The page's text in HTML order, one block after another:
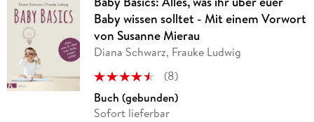
Baby wissen solltet - Mit einem Vorwort
von Susanne Mierau
Diana Schwarz, Frauke Ludwig
(8)
Buch (gebunden)
Sofort lieferbar